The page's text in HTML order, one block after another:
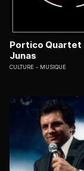
Portico Quartet
Junas
CULTURE MUSIQUE